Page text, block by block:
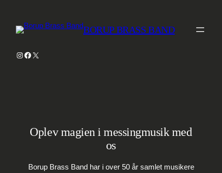
indhold
BORUP BRASS BAND
Instagram
Facebook
X
Oplev magien i messingmusik med
os
Borup Brass Band har i over 50 år samlet musikere